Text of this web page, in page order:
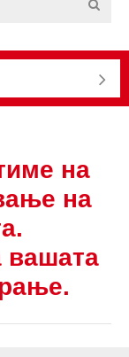
на
на
вашата